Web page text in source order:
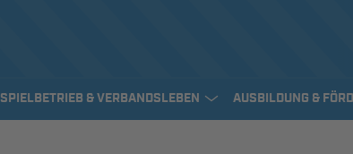
SPIELBETRIEB & VERBANDSLEBEN AUSBILDUNG &